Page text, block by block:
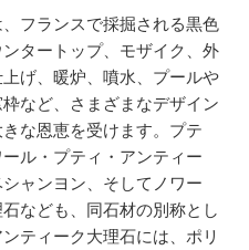
フランスで採掘される黒色
タートップ、モザイク、外
げ、暖炉、噴水、プールや
など、さまざまなデザイン
な恩恵を受けます。プテ
ル・プティ・アンティー
ャンヨン、そしてノワー
なども、同石材の別称とし
ティーク大理石には、ポリ